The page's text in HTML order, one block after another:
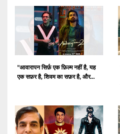
"आवारापन सिर्फ़ एक फ़िल्म नहीं है, यह
एक सफ़र है, शिवम का सफ़र है, और...